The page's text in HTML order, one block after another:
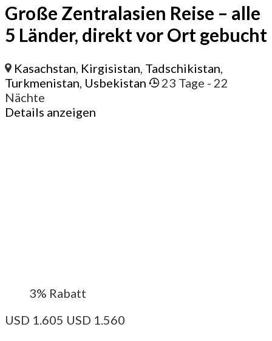
Große Zentralasien Reise – alle
5 Länder, direkt vor Ort gebucht
Kasachstan Kirgisistan Tadschikistan
Turkmenistan Usbekistan 23 Tage - 22
Nächte
Details anzeigen
3% Rabatt
USD 1.605 USD 1.560